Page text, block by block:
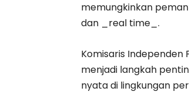
memungkinkan
dan _real time_.
Komisaris Independen
menjadi langkah
nyata di lingkungan